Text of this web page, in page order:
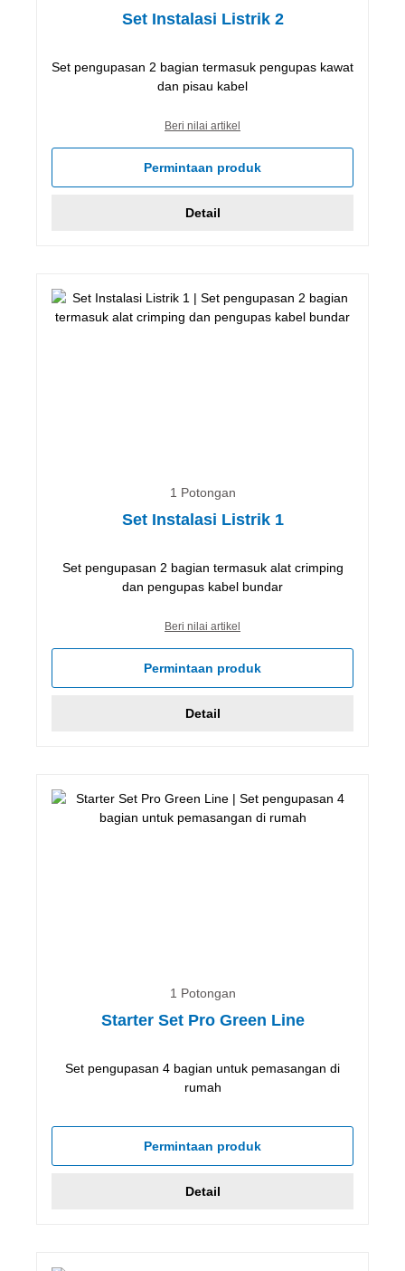
Set Instalasi Listrik 2
Set pengupasan 2 bagian termasuk pengupas kawat
dan pisau kabel
Beri nilai artikel
Permintaan produk
Detail
1 Potongan
Set Instalasi Listrik 1
Set pengupasan 2 bagian termasuk alat crimping
dan pengupas kabel bundar
Beri nilai artikel
Permintaan produk
Detail
1 Potongan
Starter Set Pro Green Line
Set pengupasan 4 bagian untuk pemasangan di
rumah
Permintaan produk
Detail